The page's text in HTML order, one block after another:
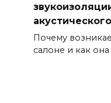
Почему
салоне и как